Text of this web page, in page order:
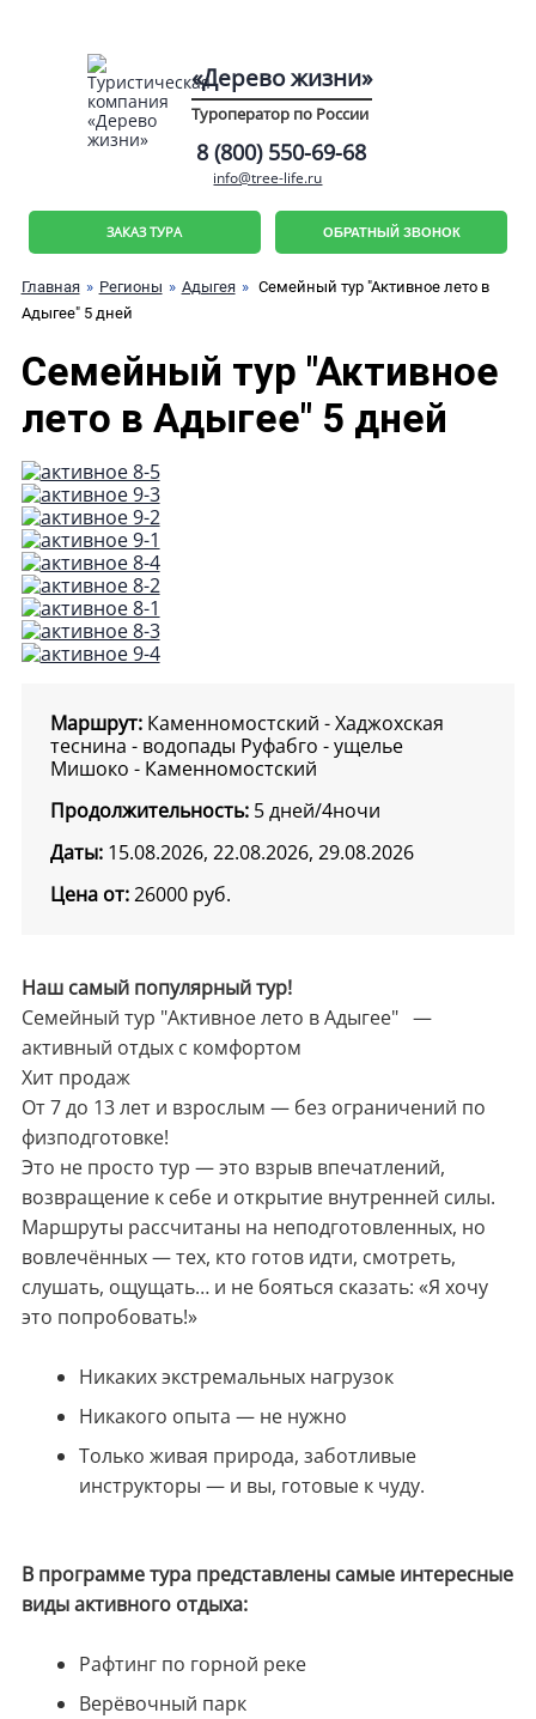
«Дерево жизни»
Туроператор по России
ЗАКАЗ ТУРА ОБРАТНЫЙ ЗВОНОК
8 (800) 550-69-68
info@tree-life.ru
Главная Регионы Адыгея
Семейный тур "Активное лето в
Адыгее" 5 дней
Семейный тур "Активное
лето в Адыгее" 5 дней
Маршрут: Каменномостский - Хаджохская
теснина - водопады Руфабго - ущелье
Мишоко - Каменномостский
Продолжительность: 5 дней/4ночи
Даты: 15.08.2026, 22.08.2026, 29.08.2026
Цена от: 26000 руб.
Наш самый популярный тур!
Семейный тур "Активное лето в Адыгее" —
активный отдых с комфортом
Хит продаж
От 7 до 13 лет и взрослым — без ограничений по
физподготовке!
Это не просто тур — это взрыв впечатлений,
возвращение к себе и открытие внутренней силы.
Маршруты рассчитаны на неподготовленных, но
вовлечённых — тех, кто готов идти, смотреть,
слушать, ощущать… и не бояться сказать: «Я хочу
это попробовать!»
Никаких экстремальных нагрузок
Никакого опыта — не нужно
Только живая природа, заботливые
инструкторы — и вы, готовые к чуду.
В программе тура представлены самые интересные
виды активного отдыха:
Рафтинг по горной реке
Верёвочный парк